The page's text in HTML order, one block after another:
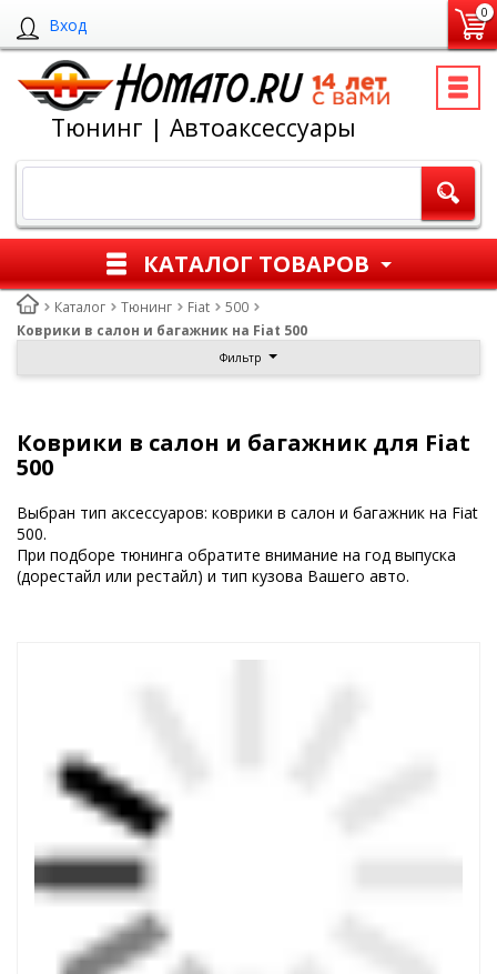
Вход
0
Тюнинг | Автоаксессуары
КАТАЛОГ ТОВАРОВ
Каталог Тюнинг Fiat
500
Коврики в салон и багажник на Fiat 500
Фильтр
Коврики в салон и багажник для Fiat
500
Выбран тип аксессуаров: коврики в салон и багажник на Fiat
500.
При подборе тюнинга обратите внимание на год выпуска
(дорестайл или рестайл) и тип кузова Вашего авто.